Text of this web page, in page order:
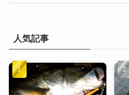
人気記事